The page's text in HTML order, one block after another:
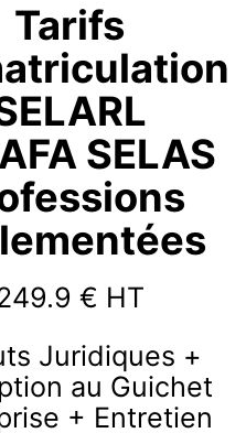
Tarifs
SELAS
€ HT
Juridiques +
au Guichet
+ Entretien